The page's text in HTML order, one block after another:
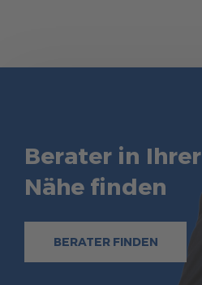
Berater in Ihrer
Nähe finden
BERATER FINDEN